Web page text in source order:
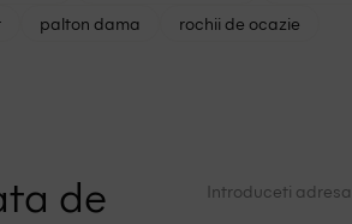
palton dama rochii de ocazie
de